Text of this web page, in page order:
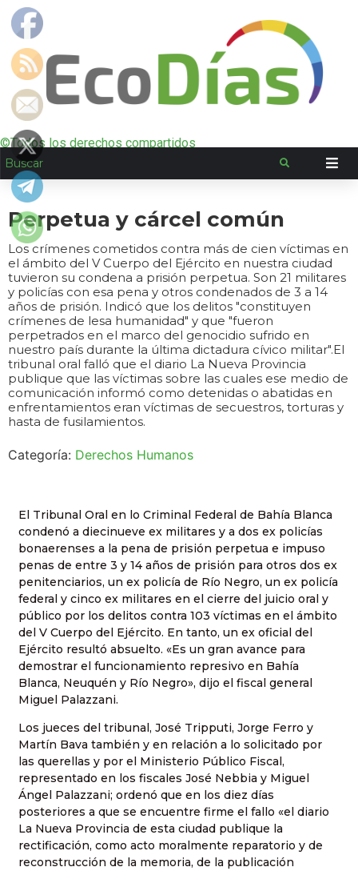
©Todos los derechos compartidos
Perpetua y cárcel común
Los crímenes cometidos contra más de cien víctimas en
el ámbito del V Cuerpo del Ejército en nuestra ciudad
tuvieron su condena a prisión perpetua. Son 21 militares
y policías con esa pena y otros condenados de 3 a 14
años de prisión. Indicó que los delitos "constituyen
crímenes de lesa humanidad" y que "fueron
perpetrados en el marco del genocidio sufrido en
nuestro país durante la última dictadura cívico militar".El
tribunal oral falló que el diario La Nueva Provincia
publique que las víctimas sobre las cuales ese medio de
comunicación informó como detenidas o abatidas en
enfrentamientos eran víctimas de secuestros, torturas y
hasta de fusilamientos.
Categoría: Derechos Humanos
El Tribunal Oral en lo Criminal Federal de Bahía Blanca
condenó a diecinueve ex militares y a dos ex policías
bonaerenses a la pena de prisión perpetua e impuso
penas de entre 3 y 14 años de prisión para otros dos ex
penitenciarios, un ex policía de Río Negro, un ex policía
federal y cinco ex militares en el cierre del juicio oral y
público por los delitos contra 103 víctimas en el ámbito
del V Cuerpo del Ejército. En tanto, un ex oficial del
Ejército resultó absuelto. «Es un gran avance para
demostrar el funcionamiento represivo en Bahía
Blanca, Neuquén y Río Negro», dijo el fiscal general
Miguel Palazzani.
Los jueces del tribunal, José Tripputi, Jorge Ferro y
Martín Bava también y en relación a lo solicitado por
las querellas y por el Ministerio Público Fiscal,
representado en los fiscales José Nebbia y Miguel
Ángel Palazzani; ordenó que en los diez días
posteriores a que se encuentre firme el fallo «el diario
La Nueva Provincia de esta ciudad publique la
rectificación, como acto moralmente reparatorio y de
reconstrucción de la memoria, de la publicación